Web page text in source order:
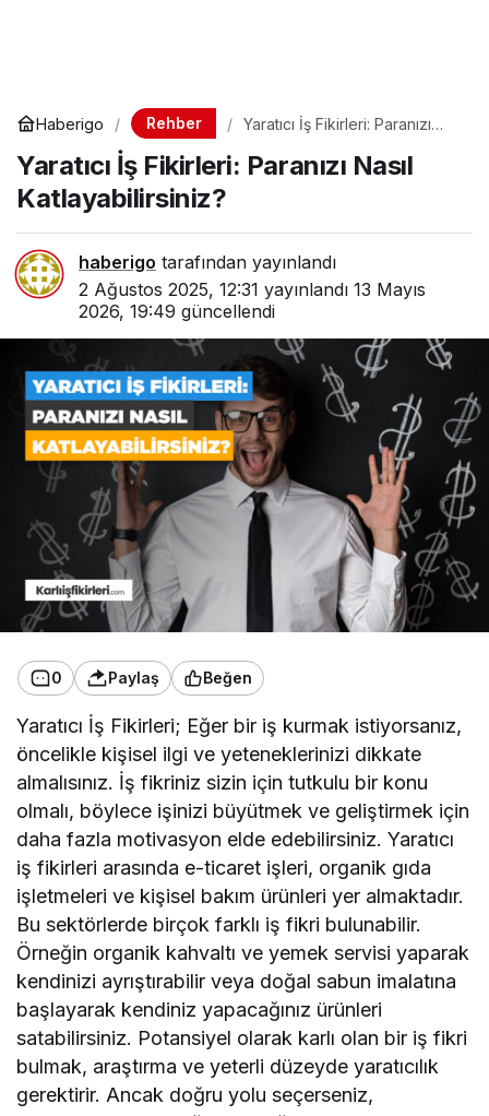
Haberigo Rehber
Yaratıcı İş Fikirleri: Paranızı
Yaratıcı İş Fikirleri: Paranızı Nasıl
Katlayabilirsiniz?
haberigo tarafından yayınlandı
2 Ağustos 2025, 12:31 yayınlandı 13 Mayıs
2026, 19:49 güncellendi
0 Paylaş Beğen
Yaratıcı İş Fikirleri; Eğer bir iş kurmak istiyorsanız,
öncelikle kişisel ilgi ve yeteneklerinizi dikkate
almalısınız. İş fikriniz sizin için tutkulu bir konu
olmalı, böylece işinizi büyütmek ve geliştirmek için
daha fazla motivasyon elde edebilirsiniz. Yaratıcı
iş fikirleri arasında e-ticaret işleri, organik gıda
işletmeleri ve kişisel bakım ürünleri yer almaktadır.
Bu sektörlerde birçok farklı iş fikri bulunabilir.
Örneğin organik kahvaltı ve yemek servisi yaparak
kendinizi ayrıştırabilir veya doğal sabun imalatına
başlayarak kendiniz yapacağınız ürünleri
satabilirsiniz. Potansiyel olarak karlı olan bir iş fikri
bulmak, araştırma ve yeterli düzeyde yaratıcılık
gerektirir. Ancak doğru yolu seçerseniz,